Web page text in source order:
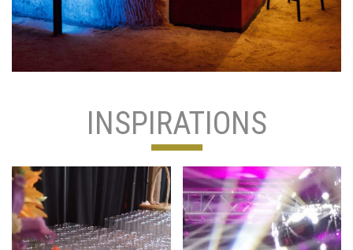
INSPIRATIONS